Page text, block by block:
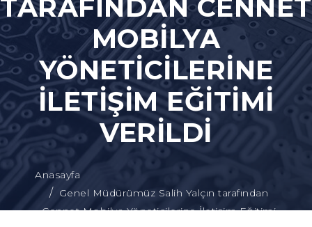
TARAFINDAN CENNET
MOBILYA
YÖNETICILERINE
İLETIŞIM EĞITIMI
VERILDI
Anasayfa
Genel Müdürümüz Salih Yalçın tarafından
Cennet Mobilya Yöneticilerine İletişim Eğitimi